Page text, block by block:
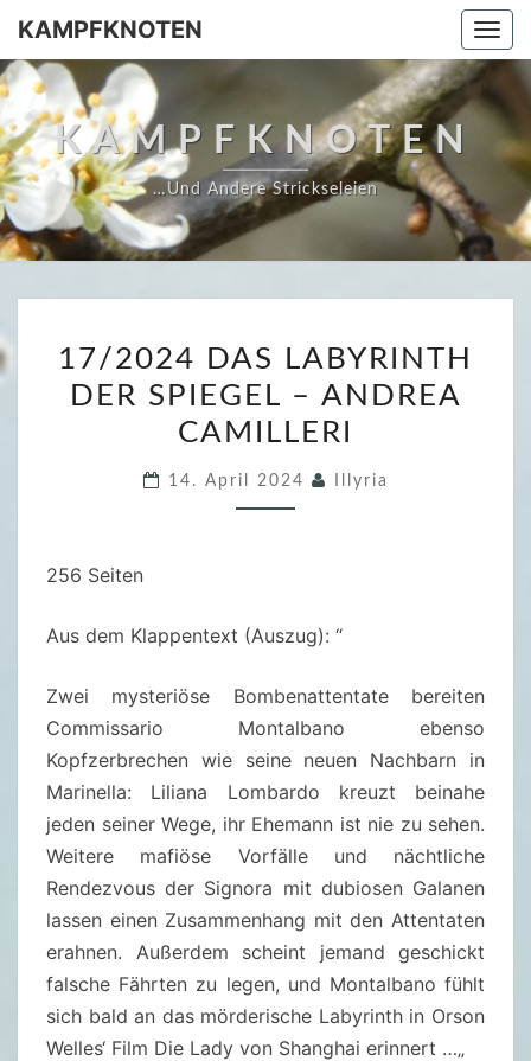
Skip
content
KAMPFKNOTEN
KAMPFKNOTEN
…und Andere Strickseleien
7
/
2
A
B
Y
R
I
N
R
17/2024 DAS LABYRINTH
DER SPIEGEL – ANDREA
CAMILLERI
14. April 2024 Illyria
256 Seiten
Aus dem Klappentext (Auszug): “
Zwei mysteriöse Bombenattentate bereiten
Commissario Montalbano ebenso
Kopfzerbrechen wie seine neuen Nachbarn in
Marinella: Liliana Lombardo kreuzt beinahe
jeden seiner Wege, ihr Ehemann ist nie zu sehen.
Weitere mafiöse Vorfälle und nächtliche
Rendezvous der Signora mit dubiosen Galanen
lassen einen Zusammenhang mit den Attentaten
erahnen. Außerdem scheint jemand geschickt
falsche Fährten zu legen, und Montalbano fühlt
sich bald an das mörderische Labyrinth in Orson
Welles‘ Film Die Lady von Shanghai erinnert …„